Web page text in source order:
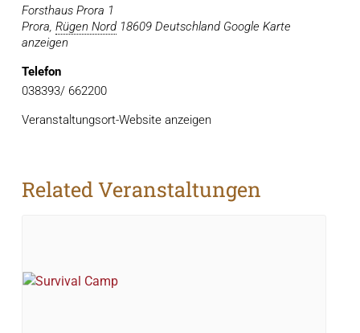
Forsthaus Prora 1
Prora Rügen Nord 18609 Deutschland Google Karte
anzeigen
Telefon
038393/ 662200
Veranstaltungsort-Website anzeigen
Related Veranstaltungen